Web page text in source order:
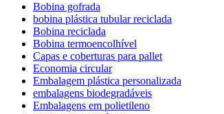
Bobina gofrada
bobina plástica tubular reciclada
Bobina reciclada
Bobina termoencolhível
Capas e coberturas para pallet
Economia circular
Embalagem plástica personalizada
embalagens biodegradáveis
Embalagens em polietileno